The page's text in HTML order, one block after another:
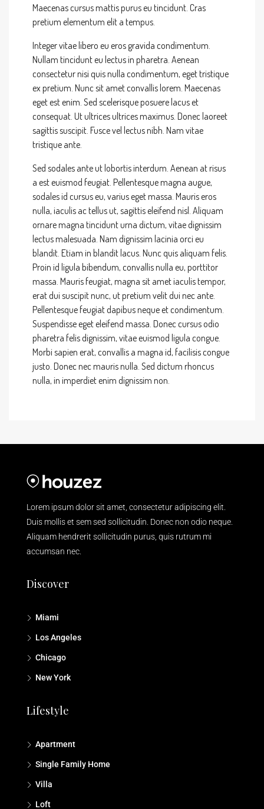
Maecenas cursus mattis purus eu tincidunt. Cras
pretium elementum elit a tempus.
Integer vitae libero eu eros gravida condimentum.
Nullam tincidunt eu lectus in pharetra. Aenean
consectetur nisi quis nulla condimentum, eget tristique
ex pretium. Nunc sit amet convallis lorem. Maecenas
eget est enim. Sed scelerisque posuere lacus et
consequat. Ut ultrices ultrices maximus. Donec laoreet
sagittis suscipit. Fusce vel lectus nibh. Nam vitae
tristique ante.
Sed sodales ante ut lobortis interdum. Aenean at risus
a est euismod feugiat. Pellentesque magna augue,
sodales id cursus eu, varius eget massa. Mauris eros
nulla, iaculis ac tellus ut, sagittis eleifend nisl. Aliquam
ornare magna tincidunt urna dictum, vitae dignissim
lectus malesuada. Nam dignissim lacinia orci eu
blandit. Etiam in blandit lacus. Nunc quis aliquam felis.
Proin id ligula bibendum, convallis nulla eu, porttitor
massa. Mauris feugiat, magna sit amet iaculis tempor,
erat dui suscipit nunc, ut pretium velit dui nec ante.
Pellentesque feugiat dapibus neque et condimentum.
Suspendisse eget eleifend massa. Donec cursus odio
pharetra felis dignissim, vitae euismod ligula congue.
Morbi sapien erat, convallis a magna id, facilisis congue
justo. Donec nec mauris nulla. Sed dictum rhoncus
nulla, in imperdiet enim dignissim non.
Lorem ipsum dolor sit amet, consectetur adipiscing elit.
Duis mollis et sem sed sollicitudin. Donec non odio neque.
Aliquam hendrerit sollicitudin purus, quis rutrum mi
accumsan nec.
Discover
Miami
Los Angeles
Chicago
New York
Lifestyle
Apartment
Single Family Home
Villa
Loft